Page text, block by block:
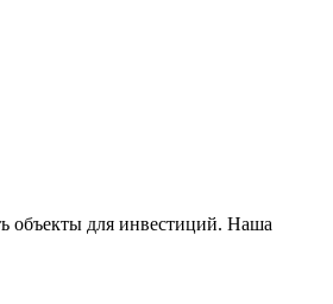
объекты для инвестиций. Наша